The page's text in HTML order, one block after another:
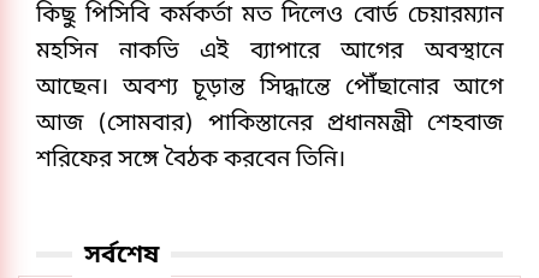
কিছু পিসিবি কর্মকর্তা মত দিলেও বোর্ড চেয়ারম্যান
মহসিন নাকভি এই ব্যাপারে আগের অবস্থানে
আছেন। অবশ্য চূড়ান্ত সিদ্ধান্তে পৌঁছানোর আগে
আজ (সোমবার) পাকিস্তানের প্রধানমন্ত্রী শেহবাজ
শরিফের সঙ্গে বৈঠক করবেন তিনি।
সর্বশেষ